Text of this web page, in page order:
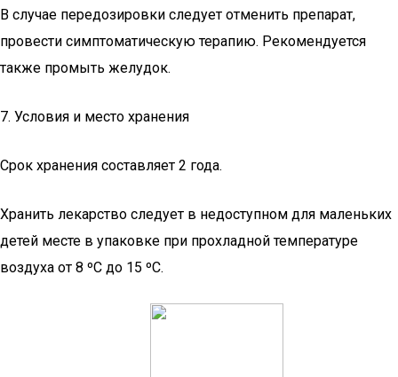
В случае передозировки следует отменить препарат,
провести симптоматическую терапию. Рекомендуется
также промыть желудок.
7. Условия и место хранения
Срок хранения составляет 2 года.
Хранить лекарство следует в недоступном для маленьких
детей месте в упаковке при прохладной температуре
воздуха от 8 ºС до 15 ºС.